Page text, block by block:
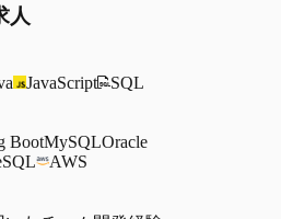
人
JavaScript SQL
BootMySQLOracle
AWS